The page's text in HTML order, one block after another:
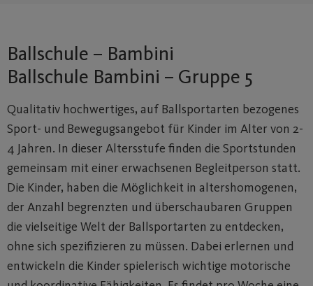
Ballschule – Bambini
Ballschule Bambini – Gruppe 5
Qualitativ hochwertiges, auf Ballsportarten bezogenes
Sport- und Bewegugsangebot für Kinder im Alter von 2-
4 Jahren. In dieser Altersstufe finden die Sportstunden
gemeinsam mit einer erwachsenen Begleitperson statt.
Die Kinder, haben die Möglichkeit in altershomogenen,
der Anzahl begrenzten und überschaubaren Gruppen
die vielseitige Welt der Ballsportarten zu entdecken,
ohne sich spezifizieren zu müssen. Dabei erlernen und
entwickeln die Kinder spielerisch wichtige motorische